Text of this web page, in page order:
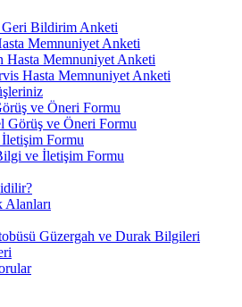
Geri Bildirim Anketi
Memnuniyet Anketi
Hasta Memnuniyet Anketi
Hasta Memnuniyet Anketi
ve Öneri Formu
Görüş ve Öneri Formu
İletişim Formu
ve İletişim Formu
Alanları
Güzergah ve Durak Bilgileri